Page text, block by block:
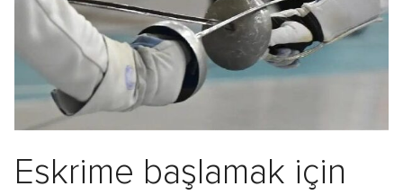
Eskrime başlamak için